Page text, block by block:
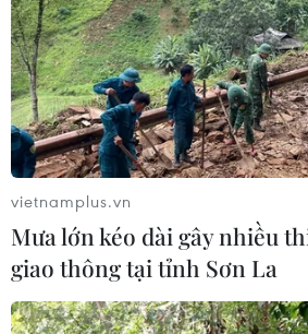
đồng ASEAN vững mạnh từ nay
vietnamplus.vn
Mưa lớn kéo dài gây nhiều
giao thông tại tỉnh Sơn La